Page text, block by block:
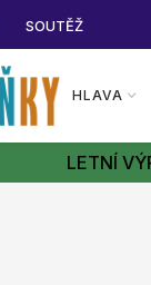
SOUTĚŽ
HLAVA
LETNÍ